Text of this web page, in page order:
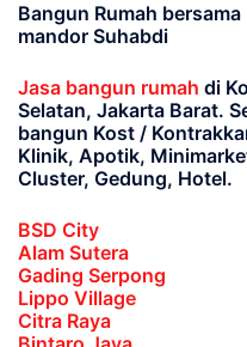
Bangun Rumah bersama
mandor Suhabdi
Jasa bangun rumah di
Selatan, Jakarta Barat.
bangun Kost /
Klinik, Apotik,
Cluster, Gedung, Hotel.
BSD City
Alam Sutera
Gading Serpong
Lippo Village
Citra Raya